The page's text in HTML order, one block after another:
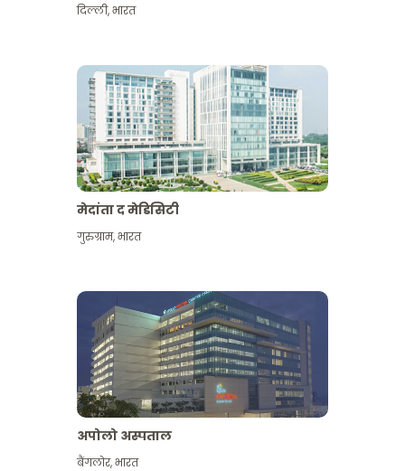
दिल्ली,भारत
मेदांता द मेडिसिटी
गुरुग्राम,भारत
अपोलो अस्पताल
बैंगलोर,भारत